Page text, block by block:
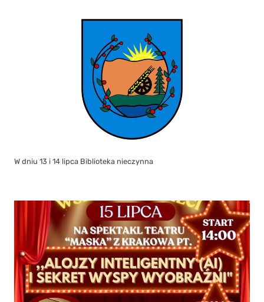
W dniu 13 i 14 lipca Biblioteka nieczynna